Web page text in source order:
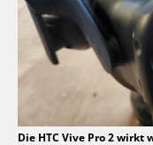
Die HTC Vive Pro 2 wirkt